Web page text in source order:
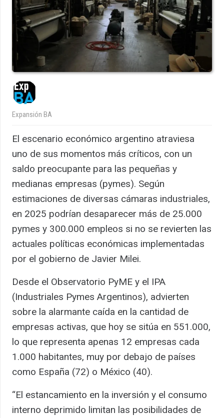
Expansión BA
El escenario económico argentino atraviesa
uno de sus momentos más críticos, con un
saldo preocupante para las pequeñas y
medianas empresas (pymes). Según
estimaciones de diversas cámaras industriales,
en 2025 podrían desaparecer más de 25.000
pymes y 300.000 empleos si no se revierten las
actuales políticas económicas implementadas
por el gobierno de Javier Milei.
Desde el Observatorio PyME y el IPA
(Industriales Pymes Argentinos), advierten
sobre la alarmante caída en la cantidad de
empresas activas, que hoy se sitúa en 551.000,
lo que representa apenas 12 empresas cada
1.000 habitantes, muy por debajo de países
como España (72) o México (40).
“El estancamiento en la inversión y el consumo
interno deprimido limitan las posibilidades de